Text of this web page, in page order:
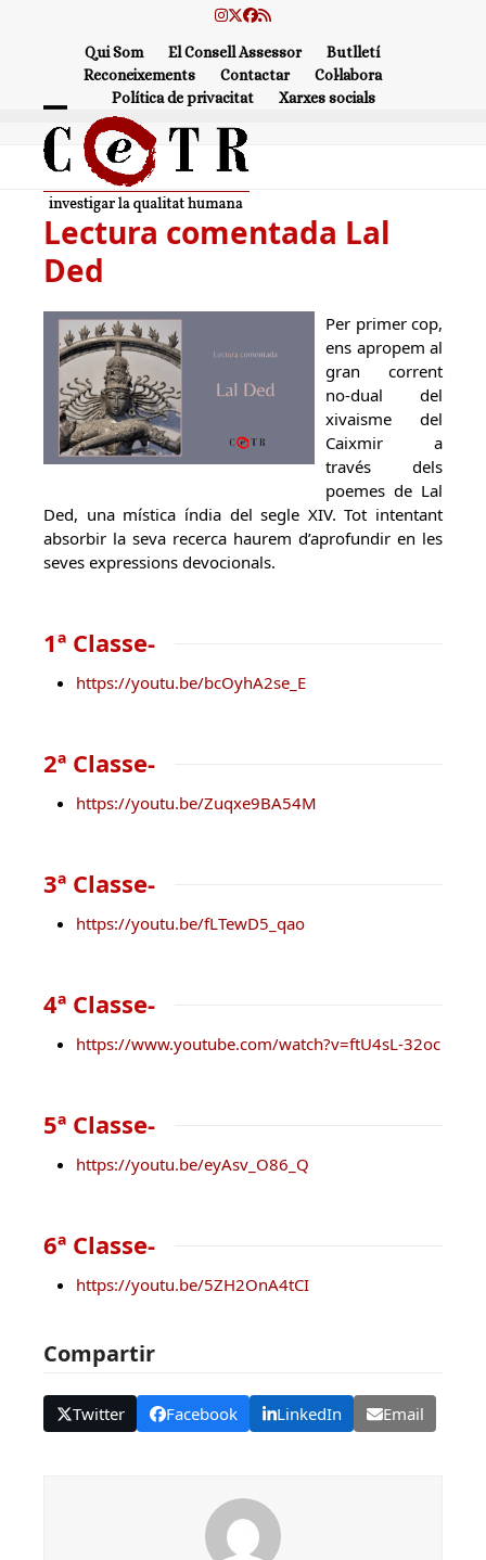
Instagram
Twitter
Facebook
RSS
Qui Som El Consell Assessor
Butlletí
Reconeixements
Contactar
Col·labora
Política de privacitat
Xarxes socials
Open
mobile
menu
Close
mobile
menu
Lectura comentada Lal
Ded
Per primer cop,
ens apropem al
gran corrent
no-dual del
xivaisme del
Caixmir a
través dels
poemes de Lal
Ded, una mística índia del segle XIV. Tot intentant
absorbir la seva recerca haurem d’aprofundir en les
seves expressions devocionals.
1ª Classe-
https://youtu.be/bcOyhA2se_E
2ª Classe-
https://youtu.be/Zuqxe9BA54M
3ª Classe-
https://youtu.be/fLTewD5_qao
4ª Classe-
https://www.youtube.com/watch?v=ftU4sL-32oc
5ª Classe-
https://youtu.be/eyAsv_O86_Q
6ª Classe-
https://youtu.be/5ZH2OnA4tCI
Compartir
Twitter Facebook LinkedIn Email